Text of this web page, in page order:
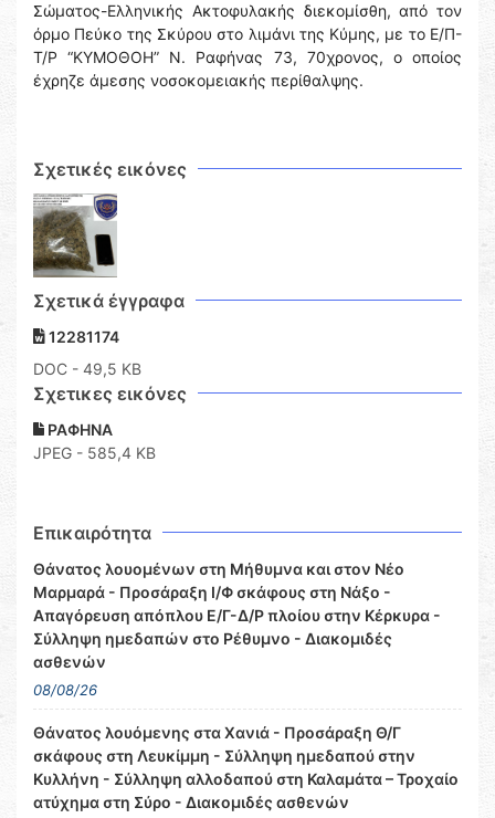
Σώματος-Ελληνικής Ακτοφυλακής διεκομίσθη, από τον
όρμο Πεύκο της Σκύρου στο λιμάνι της Κύμης, με το Ε/Π-
Τ/Ρ “ΚΥΜΟΘΟΗ” Ν. Ραφήνας 73, 70χρονος, ο οποίος
έχρηζε άμεσης νοσοκομειακής περίθαλψης.
Σχετικές εικόνες
Σχετικά έγγραφα
12281174
DOC - 49,5 KB
Σχετικες εικόνες
ΡΑΦΗΝΑ
JPEG - 585,4 KB
Επικαιρότητα
Θάνατος λουομένων στη Μήθυμνα και στον Νέο
Μαρμαρά - Προσάραξη Ι/Φ σκάφους στη Νάξο -
Απαγόρευση απόπλου Ε/Γ-Δ/Ρ πλοίου στην Κέρκυρα -
Σύλληψη ημεδαπών στο Ρέθυμνο - Διακομιδές
ασθενών
08/08/26
Θάνατος λουόμενης στα Χανιά - Προσάραξη Θ/Γ
σκάφους στη Λευκίμμη - Σύλληψη ημεδαπού στην
Κυλλήνη - Σύλληψη αλλοδαπού στη Καλαμάτα – Τροχαίο
ατύχημα στη Σύρο - Διακομιδές ασθενών